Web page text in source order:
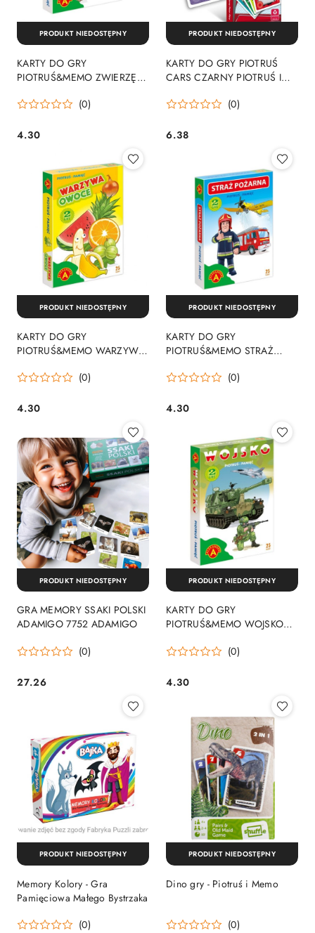
KARTY DO GRY
PIOTRUŚ&MEMO ZWIERZĘTA
026146 ALX
(0)
Cena:
4.30
PRODUKT NIEDOSTĘPNY
KARTY DO GRY PIOTRUŚ
CARS CZARNY PIOTRUŚ I
CARTAMUNDI 1289001125
(0)
Cena:
6.38
PRODUKT NIEDOSTĘPNY
KARTY DO GRY
PIOTRUŚ&MEMO WARZYWA-
ALEXANDER 026122 ALX
(0)
Cena:
4.30
PRODUKT NIEDOSTĘPNY
KARTY DO GRY
PIOTRUŚ&MEMO STRAŻ
ALEXANDER 026115 ALX
(0)
Cena:
4.30
PRODUKT NIEDOSTĘPNY
GRA MEMORY SSAKI POLSKI
ADAMIGO 7752 ADAMIGO
(0)
Cena:
27.26
PRODUKT NIEDOSTĘPNY
KARTY DO GRY
PIOTRUŚ&MEMO WOJSKO
026139 ALX
(0)
Cena:
4.30
PRODUKT NIEDOSTĘPNY
Memory Kolory - Gra
Pamięciowa Małego Bystrzaka
(0)
PRODUKT NIEDOSTĘPNY
Dino gry - Piotruś i Memo
(0)
PRODUKT NIEDOSTĘPNY